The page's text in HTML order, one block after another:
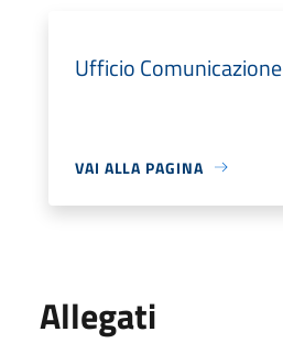
Ufficio Comunicazione
VAI ALLA PAGINA
Allegati